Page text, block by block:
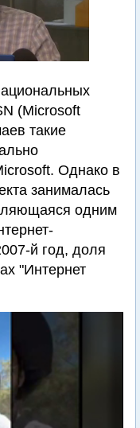
(Microsoft
такие
Однако в
занималась
одним
й год, доля
"Интернет